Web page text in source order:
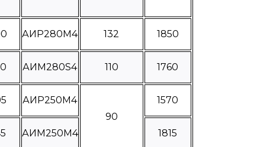
АИР280М4 132 1850
АИМ280S4 110 1760
АИР250М4
90
1570
АИМ250М4 1815